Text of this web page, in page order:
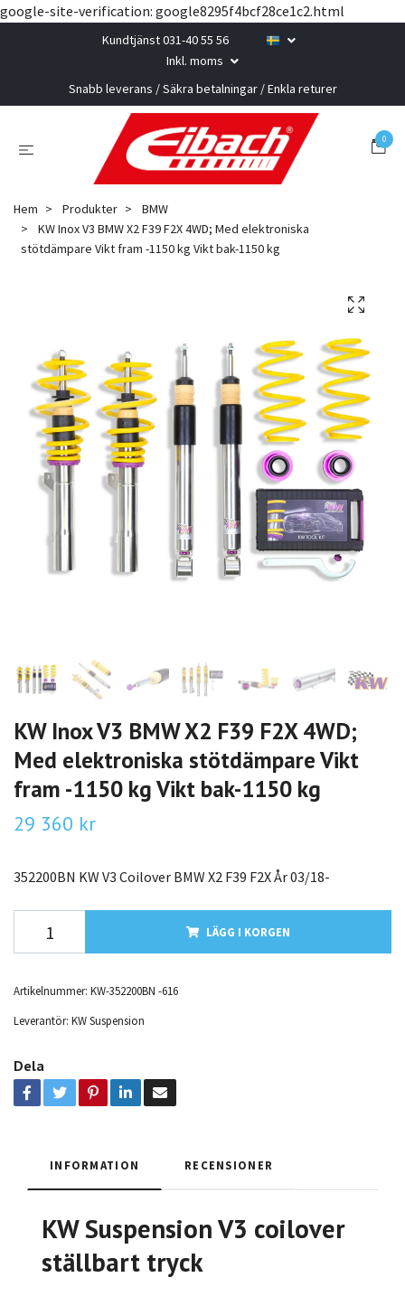
google-site-verification: google8295f4bcf28ce1c2.html
Kundtjänst 031-40 55 56
Inkl. moms
Snabb leverans / Säkra betalningar / Enkla returer
0
Hem Produkter
BMW
KW Inox V3 BMW X2 F39 F2X 4WD; Med elektroniska
stötdämpare Vikt fram -1150 kg Vikt bak-1150 kg
KW Inox V3 BMW X2 F39 F2X 4WD;
Med elektroniska stötdämpare Vikt
fram -1150 kg Vikt bak-1150 kg
29 360 kr
352200BN KW V3 Coilover BMW X2 F39 F2X År 03/18-
LÄGG I KORGEN
Artikelnummer: KW-352200BN -616
Leverantör: KW Suspension
Dela
INFORMATION RECENSIONER
KW Suspension V3 coilover
ställbart tryck